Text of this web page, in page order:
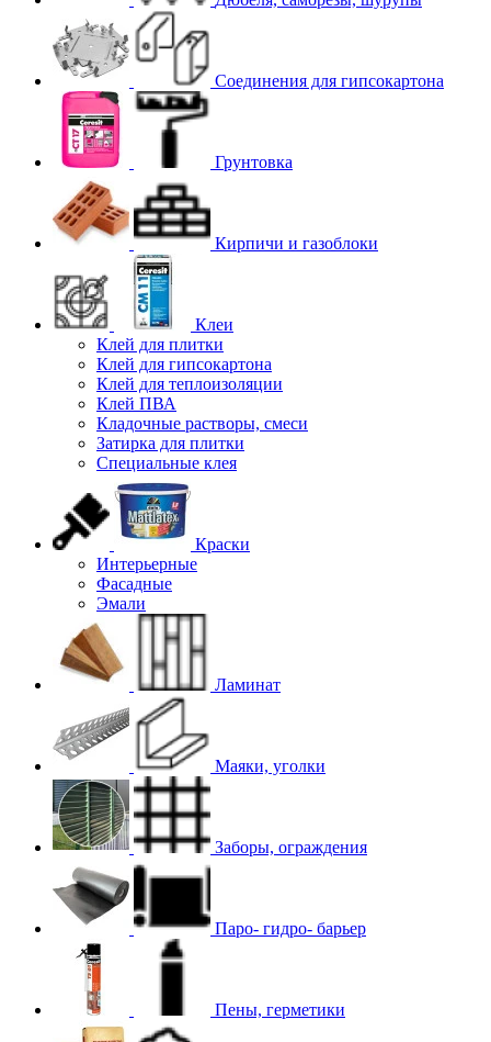
Соединения для гипcокартона
Грунтовка
Кирпичи и газоблоки
Клеи
Клей для плитки
Клей для гипсокартона
Клей для теплоизоляции
Клей ПВА
Кладочные растворы, смеси
Затирка для плитки
Специальные клея
Краски
Интерьерные
Фасадные
Эмали
Ламинат
Маяки, уголки
Заборы, ограждения
Паро- гидро- барьер
Пены, герметики